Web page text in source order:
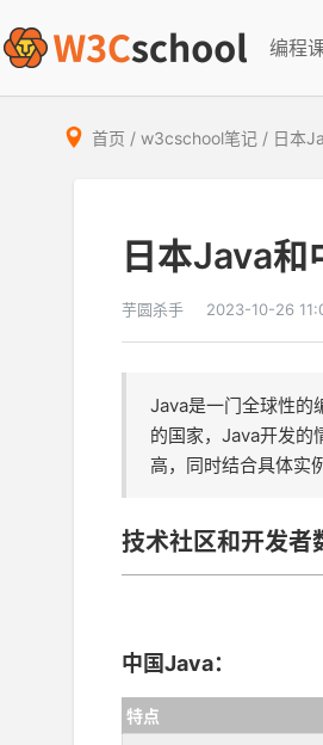
编程
首页 / w3cschool笔记 / 日本
日本Java和
芋圆杀手 2023-10-26
Java是一门全球性的
的国家，Java开发的
高，同时结合具体实
技术社区和开发者
中国Java：
特点